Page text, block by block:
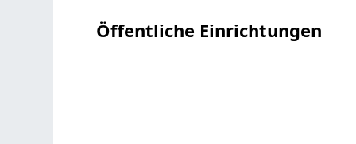
Öffentliche Einrichtungen